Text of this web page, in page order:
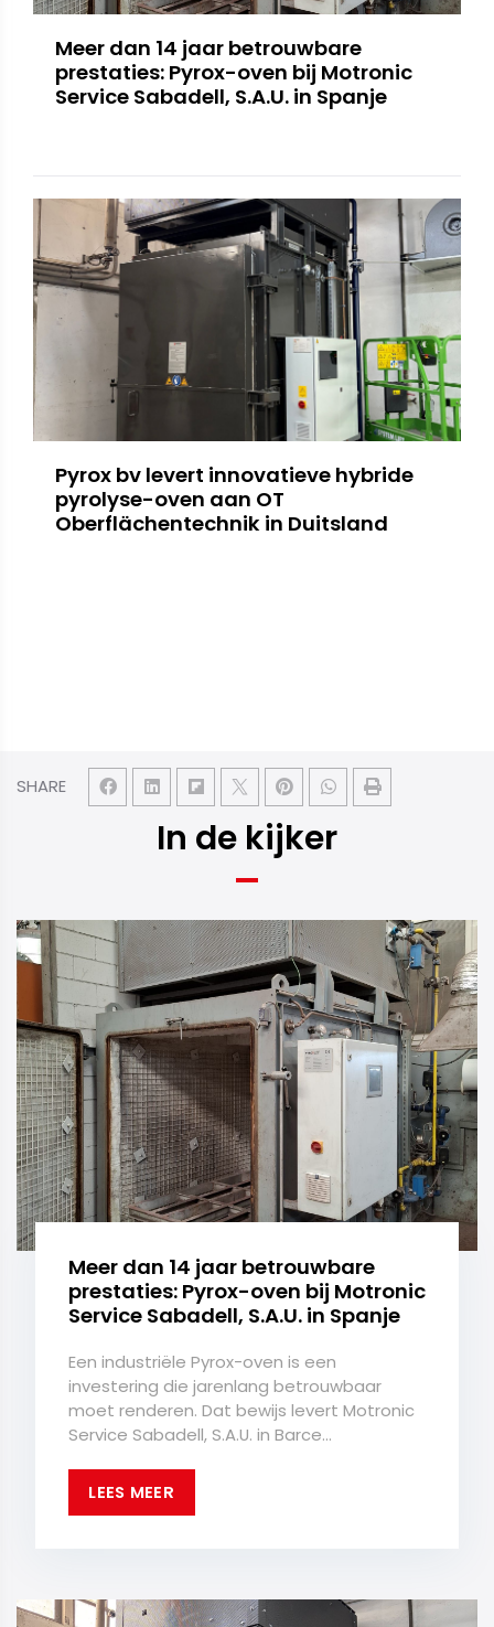
SHARE
Meer dan 14 jaar betrouwbare
prestaties: Pyrox-oven bij Motronic
Service Sabadell, S.A.U. in Spanje
Pyrox bv levert innovatieve hybride
pyrolyse-oven aan OT
Oberflächentechnik in Duitsland
In de kijker
Meer dan 14 jaar betrouwbare
prestaties: Pyrox-oven bij Motronic
Service Sabadell, S.A.U. in Spanje
Een industriële Pyrox-oven is een
investering die jarenlang betrouwbaar
moet renderen. Dat bewijs levert Motronic
Service Sabadell, S.A.U. in Barce...
LEES MEER